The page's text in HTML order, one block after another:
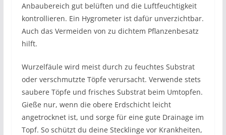
Anbaubereich gut belüften und die Luftfeuchtigkeit
kontrollieren. Ein Hygrometer ist dafür unverzichtbar.
Auch das Vermeiden von zu dichtem Pflanzenbesatz
hilft.
Wurzelfäule wird meist durch zu feuchtes Substrat
oder verschmutzte Töpfe verursacht. Verwende stets
saubere Töpfe und frisches Substrat beim Umtopfen.
Gieße nur, wenn die obere Erdschicht leicht
angetrocknet ist, und sorge für eine gute Drainage im
Topf. So schützt du deine Stecklinge vor Krankheiten,